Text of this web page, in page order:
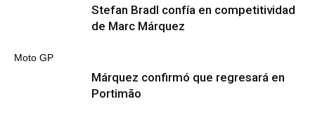
Moto GP
Stefan Bradl confía en competitividad
de Marc Márquez
Márquez confirmó que regresará en
Portimão